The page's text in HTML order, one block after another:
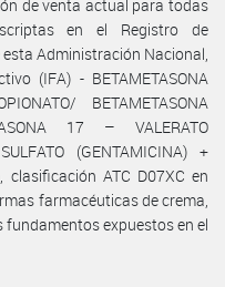
de venta actual para todas
en el Registro de
Administración Nacional,
(IFA) - BETAMETASONA
BETAMETASONA
17 – VALERATO
(GENTAMICINA) +
clasificación ATC D07XC en
farmacéuticas de crema,
expuestos en el